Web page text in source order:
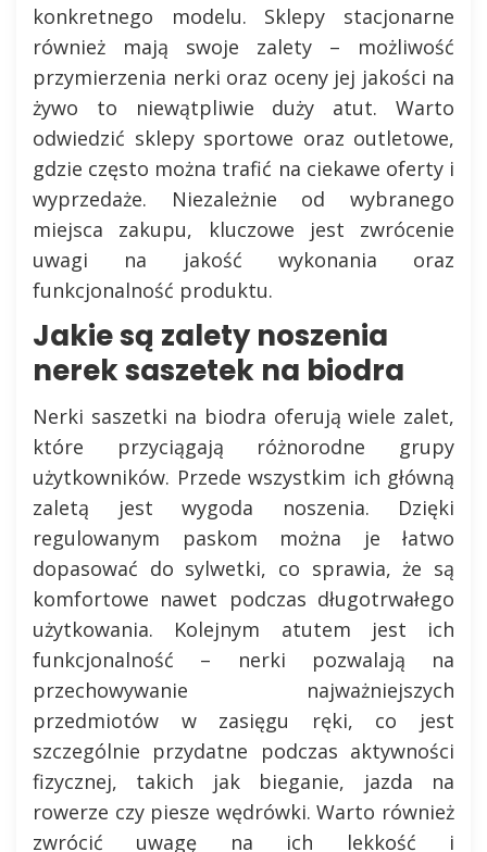
konkretnego modelu. Sklepy stacjonarne
również mają swoje zalety – możliwość
przymierzenia nerki oraz oceny jej jakości na
żywo to niewątpliwie duży atut. Warto
odwiedzić sklepy sportowe oraz outletowe,
gdzie często można trafić na ciekawe oferty i
wyprzedaże. Niezależnie od wybranego
miejsca zakupu, kluczowe jest zwrócenie
uwagi na jakość wykonania oraz
funkcjonalność produktu.
Jakie są zalety noszenia
nerek saszetek na biodra
Nerki saszetki na biodra oferują wiele zalet,
które przyciągają różnorodne grupy
użytkowników. Przede wszystkim ich główną
zaletą jest wygoda noszenia. Dzięki
regulowanym paskom można je łatwo
dopasować do sylwetki, co sprawia, że są
komfortowe nawet podczas długotrwałego
użytkowania. Kolejnym atutem jest ich
funkcjonalność – nerki pozwalają na
przechowywanie najważniejszych
przedmiotów w zasięgu ręki, co jest
szczególnie przydatne podczas aktywności
fizycznej, takich jak bieganie, jazda na
rowerze czy piesze wędrówki. Warto również
zwrócić uwagę na ich lekkość i